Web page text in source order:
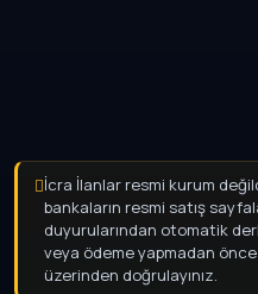
İcra İlanlar resmi kurum
bankaların resmi satış
duyurularından otomatik
veya ödeme yapmadan
üzerinden doğrulayınız.